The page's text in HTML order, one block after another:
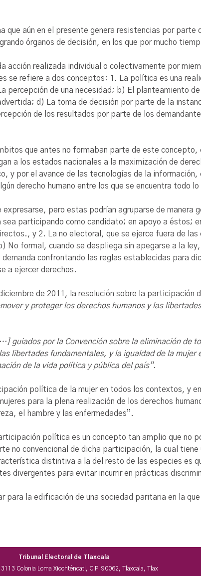
que aún en el presente genera resistencias por
órganos de decisión, en los que por mucho
acción realizada individual o colectivamente por
se refiere a dos conceptos: 1. La política es una
de una necesidad; b) El planteamiento
d) La toma de decisión por parte de la
de los resultados por parte de los
que antes no formaban parte de este concepto,
a los estados nacionales a la maximización de
y por el avance de las tecnologías de la
derecho humano entre los que se encuentra todo
pero estas podrían agruparse de manera
participando como candidato; en apoyo a éstos;
y 2. La no electoral, que se ejerce fuera de
No formal, cuando se despliega sin apegarse a la
confrontando las reglas establecidas para
a ejercer derechos.
de 2011, la resolución sobre la participación
y proteger los derechos humanos y las
guiados por la Convención sobre la eliminación de
libertades fundamentales, y la igualdad de la
de la vida política y pública del país”.
política de la mujer en todos los contextos, y
para la plena realización de los derechos
el hambre y las enfermedades”.
política es un concepto tan amplio que no
no convencional de dicha participación, la cual
distintiva a la del resto de las especies es
divergentes para evitar incurrir en prácticas
para la edificación de una sociedad paritaria en la
Tribunal Electoral de Tlaxcala
3113 Colonia Loma Xicohténcatl, C.P. 90062, Tlaxcala, Tlax